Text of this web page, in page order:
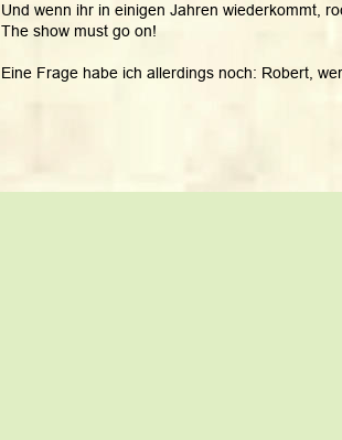
Und wenn ihr in einigen Jahren wiederkommt,
The show must go on!
Eine Frage habe ich allerdings noch: Robert,